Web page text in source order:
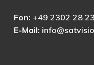
Fon: +49 2302 28
E-Mail: